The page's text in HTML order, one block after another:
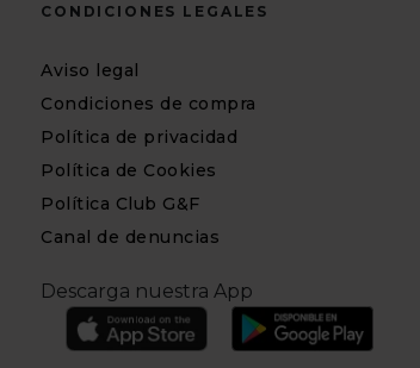
CONDICIONES LEGALES
Aviso legal
Condiciones de compra
Política de privacidad
Política de Cookies
Política Club G&F
Canal de denuncias
Descarga nuestra App